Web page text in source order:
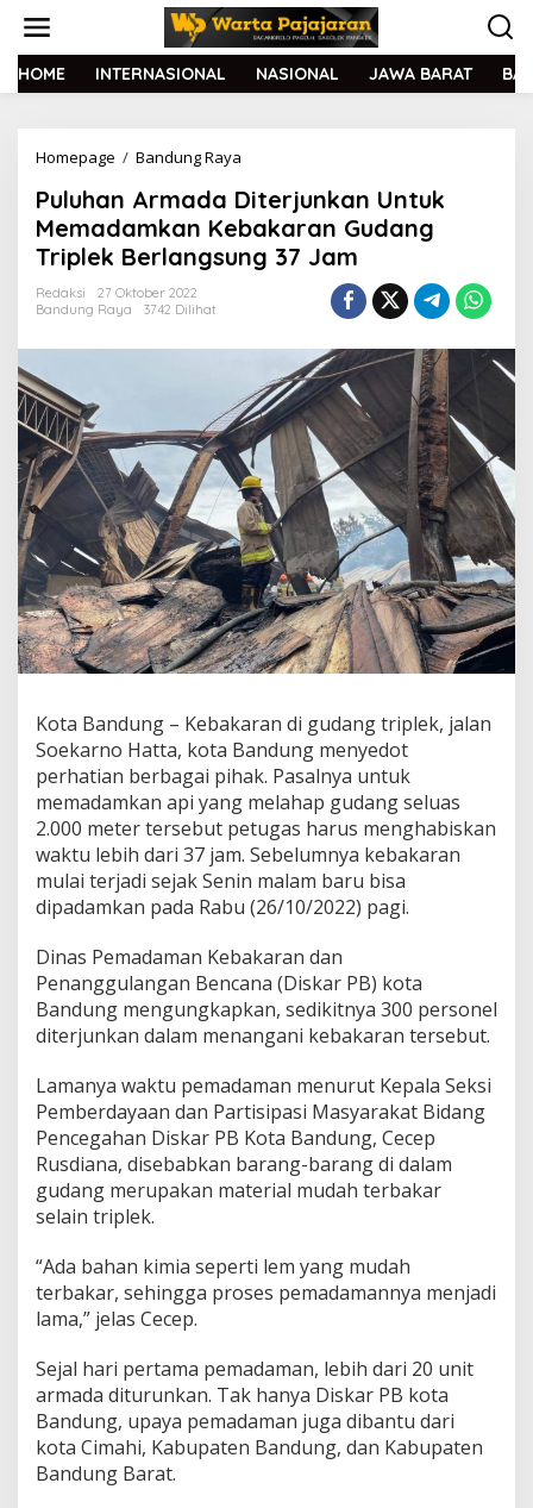
t
HOME INTERNASIONAL NASIONAL JAWA BARAT
Homepage / Bandung Raya
l
u
h
a
m
d
a
D
i
t
e
r
j
u
n
k
a
n
U
u
k
M
e
m
a
d
a
m
a
n
K
e
b
k
a
r
a
n
G
n
g
p
l
e
k
Puluhan Armada Diterjunkan Untuk
Memadamkan Kebakaran Gudang
Triplek Berlangsung 37 Jam
Redaksi
27 Oktober 2022
Bandung Raya
3742 Dilihat
Kota Bandung – Kebakaran di gudang triplek, jalan
Soekarno Hatta, kota Bandung menyedot
perhatian berbagai pihak. Pasalnya untuk
memadamkan api yang melahap gudang seluas
2.000 meter tersebut petugas harus menghabiskan
waktu lebih dari 37 jam. Sebelumnya kebakaran
mulai terjadi sejak Senin malam baru bisa
dipadamkan pada Rabu (26/10/2022) pagi.
Dinas Pemadaman Kebakaran dan
Penanggulangan Bencana (Diskar PB) kota
Bandung mengungkapkan, sedikitnya 300 personel
diterjunkan dalam menangani kebakaran tersebut.
Lamanya waktu pemadaman menurut Kepala Seksi
Pemberdayaan dan Partisipasi Masyarakat Bidang
Pencegahan Diskar PB Kota Bandung, Cecep
Rusdiana, disebabkan barang-barang di dalam
gudang merupakan material mudah terbakar
selain triplek.
“Ada bahan kimia seperti lem yang mudah
terbakar, sehingga proses pemadamannya menjadi
lama,” jelas Cecep.
Sejal hari pertama pemadaman, lebih dari 20 unit
armada diturunkan. Tak hanya Diskar PB kota
Bandung, upaya pemadaman juga dibantu dari
kota Cimahi, Kabupaten Bandung, dan Kabupaten
Bandung Barat.